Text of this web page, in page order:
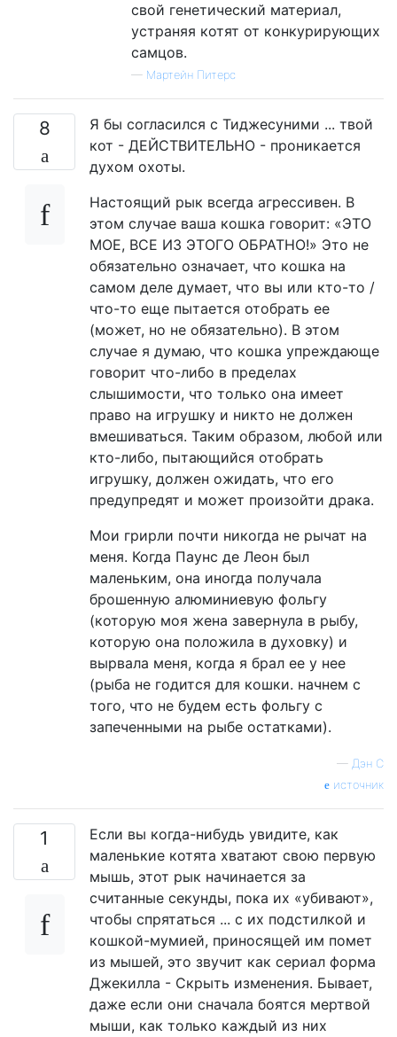
свой генетический материал,
устраняя котят от конкурирующих
самцов.
— Мартейн Питерс
8
Я бы согласился с Тиджесуними ... твой
кот - ДЕЙСТВИТЕЛЬНО - проникается
духом охоты.
Настоящий рык всегда агрессивен. В
этом случае ваша кошка говорит: «ЭТО
МОЕ, ВСЕ ИЗ ЭТОГО ОБРАТНО!» Это не
обязательно означает, что кошка на
самом деле думает, что вы или кто-то /
что-то еще пытается отобрать ее
(может, но не обязательно). В этом
случае я думаю, что кошка упреждающе
говорит что-либо в пределах
слышимости, что только она имеет
право на игрушку и никто не должен
вмешиваться. Таким образом, любой или
кто-либо, пытающийся отобрать
игрушку, должен ожидать, что его
предупредят и может произойти драка.
Мои грирли почти никогда не рычат на
меня. Когда Паунс де Леон был
маленьким, она иногда получала
брошенную алюминиевую фольгу
(которую моя жена завернула в рыбу,
которую она положила в духовку) и
вырвала меня, когда я брал ее у нее
(рыба не годится для кошки. начнем с
того, что не будем есть фольгу с
запеченными на рыбе остатками).
— Дэн С
источник
1
Если вы когда-нибудь увидите, как
маленькие котята хватают свою первую
мышь, этот рык начинается за
считанные секунды, пока их «убивают»,
чтобы спрятаться ... с их подстилкой и
кошкой-мумией, приносящей им помет
из мышей, это звучит как сериал форма
Джекилла - Скрыть изменения. Бывает,
даже если они сначала боятся мертвой
мыши, как только каждый из них